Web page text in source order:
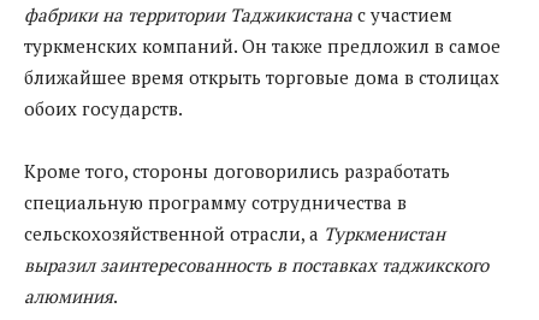
фабрики на территории Таджикистана с участием
туркменских компаний. Он также предложил в самое
ближайшее время открыть торговые дома в столицах
обоих государств.
Кроме того, стороны договорились разработать
специальную программу сотрудничества в
сельскохозяйственной отрасли, а Туркменистан
выразил заинтересованность в поставках таджикского
алюминия.